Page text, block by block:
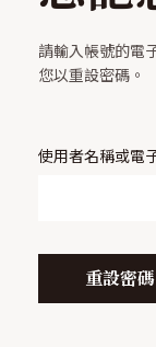
請輸入帳號的電
您以重設密碼。
使用者名稱或電
重設密碼